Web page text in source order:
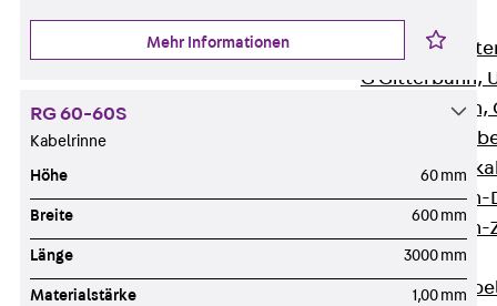
Gitterbahnen
Zurück
G Gitterbahn,
GI
GTD
GTDW
Gitterbahnen-
Kabelleitern
Zurück
Mehr Informationen
RG 60-60S
Kabelrinne
Höhe 60 mm
Breite 600 mm
Länge 3000 mm
Materialstärke 1,00 mm